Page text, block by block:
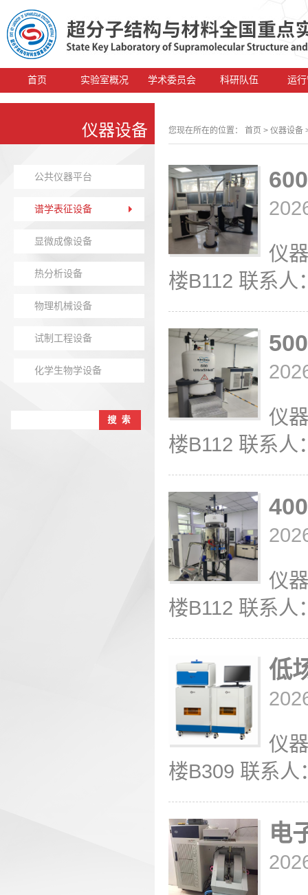
首页 实验室概况 学术委员会 科研队伍 运
仪器设备 您现在所在的位置： 首页 > 仪器设备
公共仪器平台
谱学表征设备
显微成像设备
热分析设备
物理机械设备
试制工程设备
化学生物学设备
仪
楼B112 联系人
仪
楼B112 联系人
仪
楼B112 联系人
低
仪
楼B309 联系人
电